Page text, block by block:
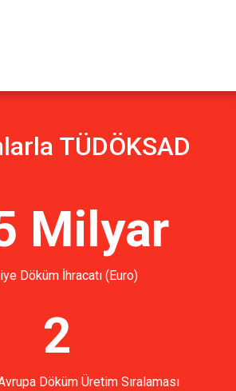
TÜDÖKSAD
Milyar
Döküm İhracatı (Euro)
2
Döküm Üretim Sıralaması